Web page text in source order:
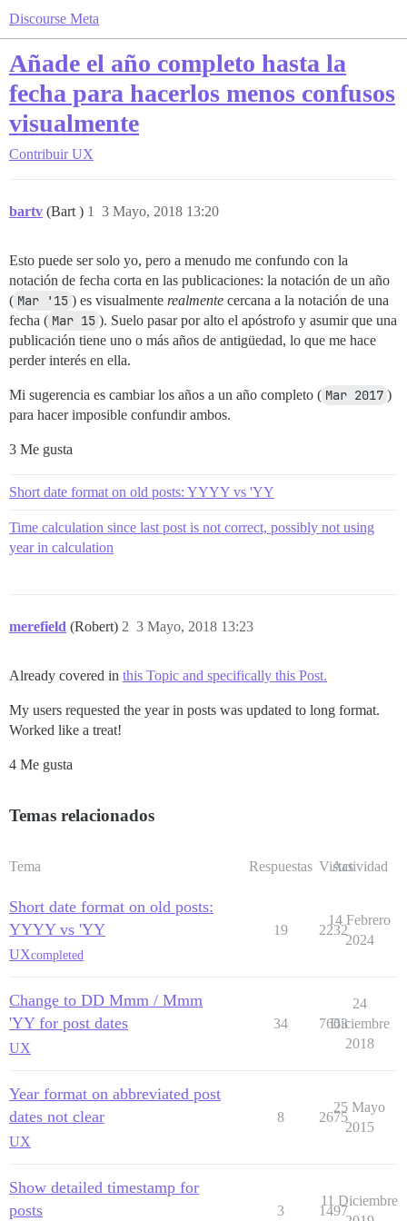
Discourse Meta
Añade el año completo hasta la
fecha para hacerlos menos confusos
visualmente
Contribuir UX
bartv (Bart ) 3 Mayo, 2018 13:20
1
Esto puede ser solo yo, pero a menudo me confundo con la
notación de fecha corta en las publicaciones: la notación de un año
( Mar '15 ) es visualmente realmente cercana a la notación de una
fecha ( Mar 15 ). Suelo pasar por alto el apóstrofo y asumir que una
publicación tiene uno o más años de antigüedad, lo que me hace
perder interés en ella.
Mi sugerencia es cambiar los años a un año completo ( Mar 2017 )
para hacer imposible confundir ambos.
3 Me gusta
Short date format on old posts: YYYY vs 'YY
Time calculation since last post is not correct, possibly not using
year in calculation
merefield (Robert) 3 Mayo, 2018 13:23
2
Already covered in this Topic and specifically this Post.
My users requested the year in posts was updated to long format.
Worked like a treat!
4 Me gusta
Temas relacionados
Tema Respuestas Vistas
Actividad
Short date format on old posts:
YYYY vs 'YY
UXcompleted
19 2232
14 Febrero
2024
Change to DD Mmm / Mmm
'YY for post dates
UX
34 7663
24
Diciembre
2018
Year format on abbreviated post
dates not clear
UX
8 2675
25 Mayo
2015
Show detailed timestamp for
posts
3 1497
11 Diciembre